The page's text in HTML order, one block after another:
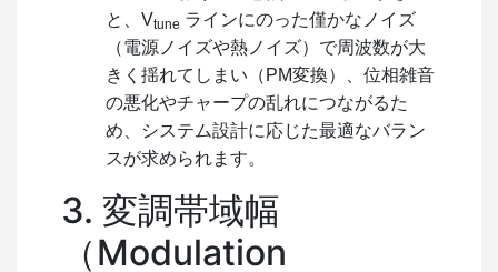
と、 Vtune ラインにのった僅かなノイズ
（電源ノイズや熱ノイズ）で周波数が大
きく揺れてしまい（PM変換）、位相雑音
の悪化やチャープの乱れにつながるた
め、システム設計に応じた最適なバラン
スが求められます。
3. 変調帯域幅
（Modulation